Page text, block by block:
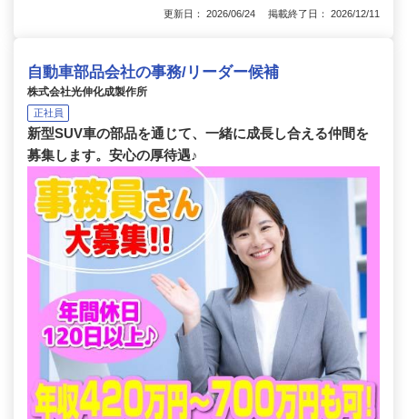
更新日： 2026/06/24 掲載終了日： 2026/12/11
自動車部品会社の事務/リーダー候補
株式会社光伸化成製作所
正社員
新型SUV車の部品を通じて、一緒に成長し合える仲間を
募集します。安心の厚待遇♪